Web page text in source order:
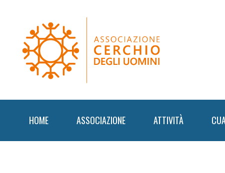
navigation
HOME ASSOCIAZIONE ATTIVITÀ